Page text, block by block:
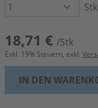
Stk
18,71 € /Stk
Exkl. 19% Steuern, exkl.
IN DEN